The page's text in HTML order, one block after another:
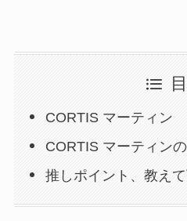
CORTIS マーティン
CORTIS マーティン
推しポイント、教えて